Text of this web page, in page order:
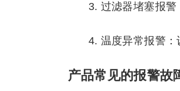
3. 过滤器堵塞报警
4. 温度异常报警：
产品常见的报警故